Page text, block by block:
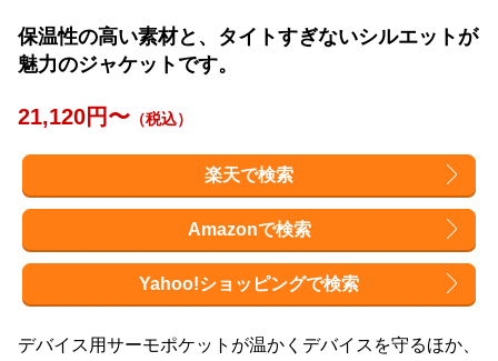
保温性の高い素材と、タイトすぎないシルエットが
魅力のジャケットです。
21,120円〜 （税込）
楽天で検索
Amazonで検索
Yahoo!ショッピングで検索
デバイス用サーモポケットが温かくデバイスを守るほか、